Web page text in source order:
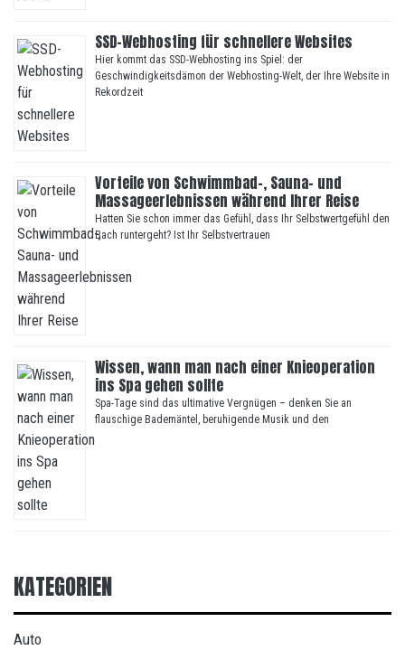
SSD-Webhosting für schnellere Websites
Hier kommt das SSD-Webhosting ins Spiel: der
Geschwindigkeitsdämon der Webhosting-Welt, der Ihre Website in
Rekordzeit
Vorteile von Schwimmbad-, Sauna- und
Massageerlebnissen während Ihrer Reise
Hatten Sie schon immer das Gefühl, dass Ihr Selbstwertgefühl den
Bach runtergeht? Ist Ihr Selbstvertrauen
Wissen, wann man nach einer Knieoperation
ins Spa gehen sollte
Spa-Tage sind das ultimative Vergnügen – denken Sie an
flauschige Bademäntel, beruhigende Musik und den
KATEGORIEN
Auto